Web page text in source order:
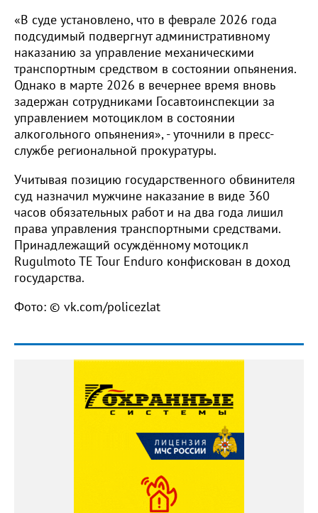
«В суде установлено, что в феврале 2026 года
подсудимый подвергнут административному
наказанию за управление механическими
транспортным средством в состоянии опьянения.
Однако в марте 2026 в вечернее время вновь
задержан сотрудниками Госавтоинспекции за
управлением мотоциклом в состоянии
алкогольного опьянения», - уточнили в пресс-
службе региональной прокуратуры.
Учитывая позицию государственного обвинителя
суд назначил мужчине наказание в виде 360
часов обязательных работ и на два года лишил
права управления транспортными средствами.
Принадлежащий осуждённому мотоцикл
Rugulmoto TE Tour Enduro конфискован в доход
государства.
Фото: © vk.com/policezlat